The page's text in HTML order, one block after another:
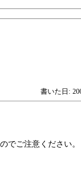
書いた日:
でご注意ください。